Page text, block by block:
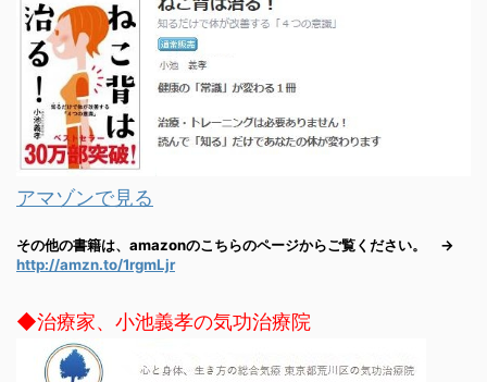
アマゾンで見る
その他の書籍は、amazonのこちらのページからご覧ください。 →
http://amzn.to/1rgmLjr
◆治療家、小池義孝の気功治療院